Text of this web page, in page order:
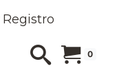
Registro
0